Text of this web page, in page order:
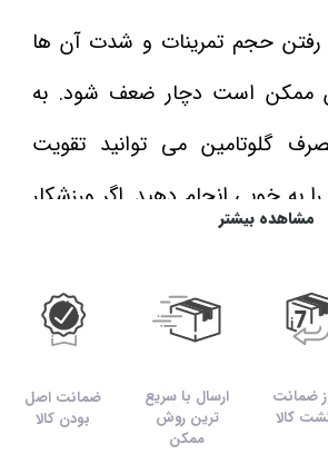
رفتن حجم تمرینات و شدت آن ها
ممکن است دچار ضعف شود. به
گلوتامین می‌ توانید تقویت
به خوبی انجام دهید. اگر ورزشکار
تواند شدت آن را کاهش دهد.
گلوتامین نوتریمد محصول خالص با ۱۰۰ درصد گلوتامین
می‌ تواند برای بالا بردن سنتز
مشاهده بیشتر
ضمانت
کالا
ارسال با سریع
ترین روش
ممکن
ضمانت اصل
بودن کالا